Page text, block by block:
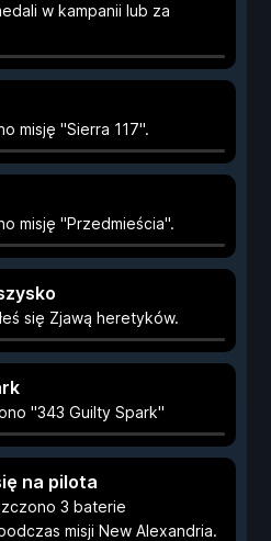
w kampanii lub za
misję "Sierra 117".
misję "Przedmieścia".
się Zjawą heretyków.
"343 Guilty Spark"
na pilota
3 baterie
misji New Alexandria.